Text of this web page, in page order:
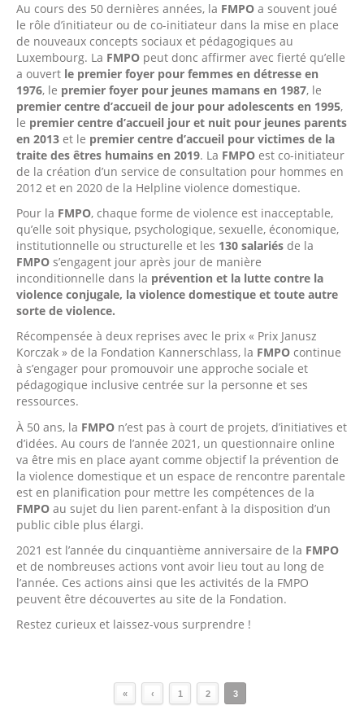
Au cours des 50 dernières années, la FMPO a souvent joué
le rôle d’initiateur ou de co-initiateur dans la mise en place
de nouveaux concepts sociaux et pédagogiques au
Luxembourg. La FMPO peut donc affirmer avec fierté qu’elle
a ouvert le premier foyer pour femmes en détresse en
1976, le premier foyer pour jeunes mamans en 1987, le
premier centre d’accueil de jour pour adolescents en 1995,
le premier centre d’accueil jour et nuit pour jeunes parents
en 2013 et le premier centre d’accueil pour victimes de la
traite des êtres humains en 2019. La FMPO est co-initiateur
de la création d’un service de consultation pour hommes en
2012 et en 2020 de la Helpline violence domestique.
Pour la FMPO, chaque forme de violence est inacceptable,
qu’elle soit physique, psychologique, sexuelle, économique,
institutionnelle ou structurelle et les 130 salariés de la
FMPO s’engagent jour après jour de manière
inconditionnelle dans la prévention et la lutte contre la
violence conjugale, la violence domestique et toute autre
sorte de violence.
Récompensée à deux reprises avec le prix « Prix Janusz
Korczak » de la Fondation Kannerschlass, la FMPO continue
à s’engager pour promouvoir une approche sociale et
pédagogique inclusive centrée sur la personne et ses
ressources.
À 50 ans, la FMPO n’est pas à court de projets, d’initiatives et
d’idées. Au cours de l’année 2021, un questionnaire online
va être mis en place ayant comme objectif la prévention de
la violence domestique et un espace de rencontre parentale
est en planification pour mettre les compétences de la
FMPO au sujet du lien parent-enfant à la disposition d’un
public cible plus élargi.
2021 est l’année du cinquantième anniversaire de la FMPO
et de nombreuses actions vont avoir lieu tout au long de
l’année. Ces actions ainsi que les activités de la FMPO
peuvent être découvertes au site de la Fondation.
Restez curieux et laissez-vous surprendre !
« ‹ 1 2 3